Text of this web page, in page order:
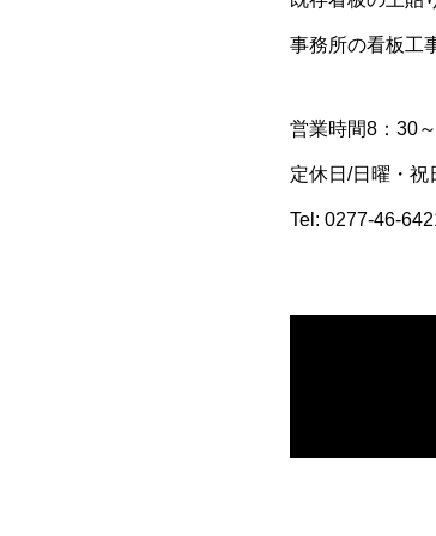
事務所の看板工
営業時間8：30
定休日/日曜・祝
Tel: 0277-46-